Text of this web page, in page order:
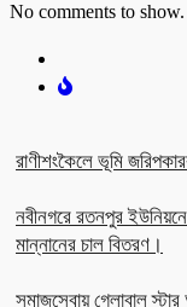
No comments to show.
রাণীশংকৈলে ভূমি
নবীনগরে রতনপুর
মান্নানের চাল বিতরণ।
সমাজসেবায় গ্লোবাল স্টার